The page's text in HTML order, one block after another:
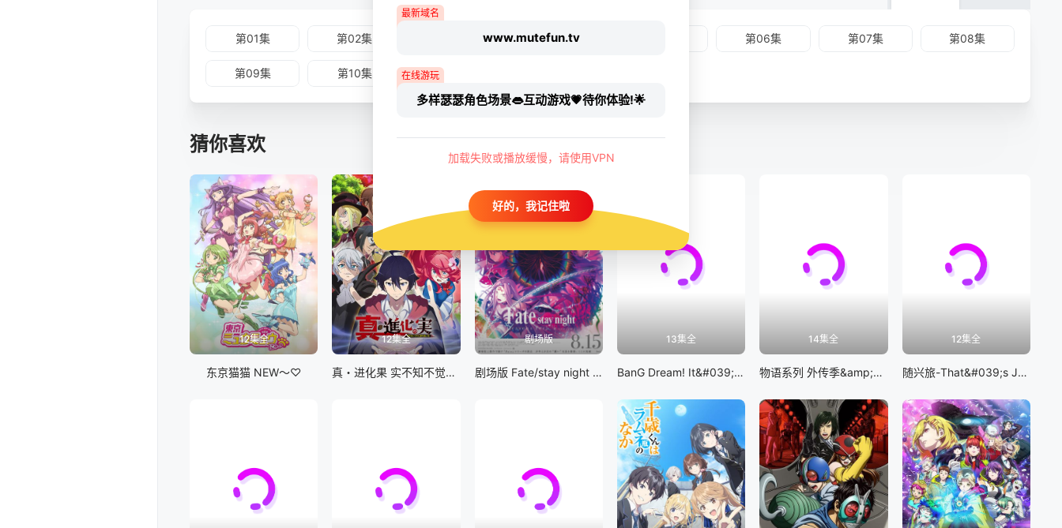
第01集 第02集 第04集 第06集 第07集 第08集
第09集 第10集 第11集
猜你喜欢
12集全
东京猫猫 NEW～♡
12集全
真・进化果 实不知不觉踏上胜利的人生
剧场版
剧场版 Fate/stay night [Heaven&#039;s Feel] III.spring song
13集全
BanG Dream! It&#039;s MyGO!!!!!
14集全
物语系列 外传季&amp;怪物季
12集全
随兴旅-That&#039;s Journey-
最新域名
www.mutefun.tv
在线游玩
多样瑟瑟角色场景👄互动游戏💗待你体验!🌟
加载失败或播放缓慢，请使用VPN
好的，我记住啦